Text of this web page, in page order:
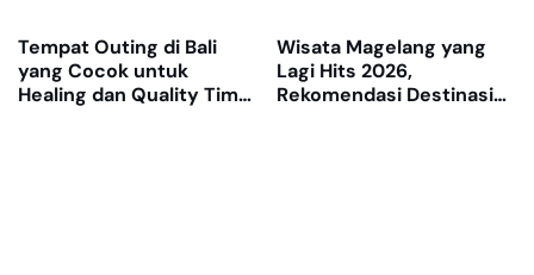
Tempat Outing di Bali
yang Cocok untuk
Healing dan Quality Time
Wisata Magelang yang
Lagi Hits 2026,
Rekomendasi Destinasi